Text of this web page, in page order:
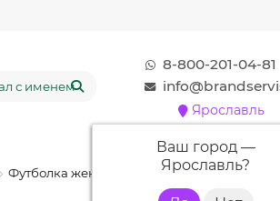
8-800-201-04-81
Ярославль
Ваш город —
Ярославль?
Футболка женская MISS 150, зеленое яблоко